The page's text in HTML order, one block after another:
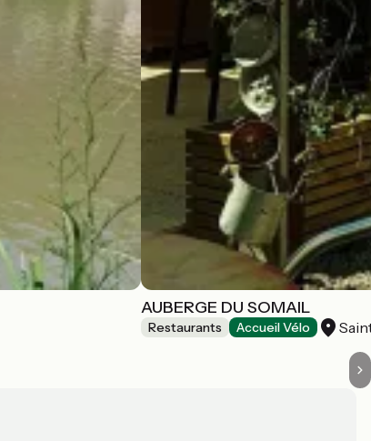
AUBERGE DU SOMAIL
Restaurants Accueil Vélo